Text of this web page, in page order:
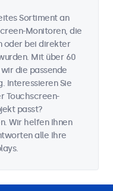
Sortiment an
Monitoren, die
oder bei direkter
Mit über 60
die passende
Interessieren Sie
Touchscreen-
passt?
Wir helfen Ihnen
alle Ihre